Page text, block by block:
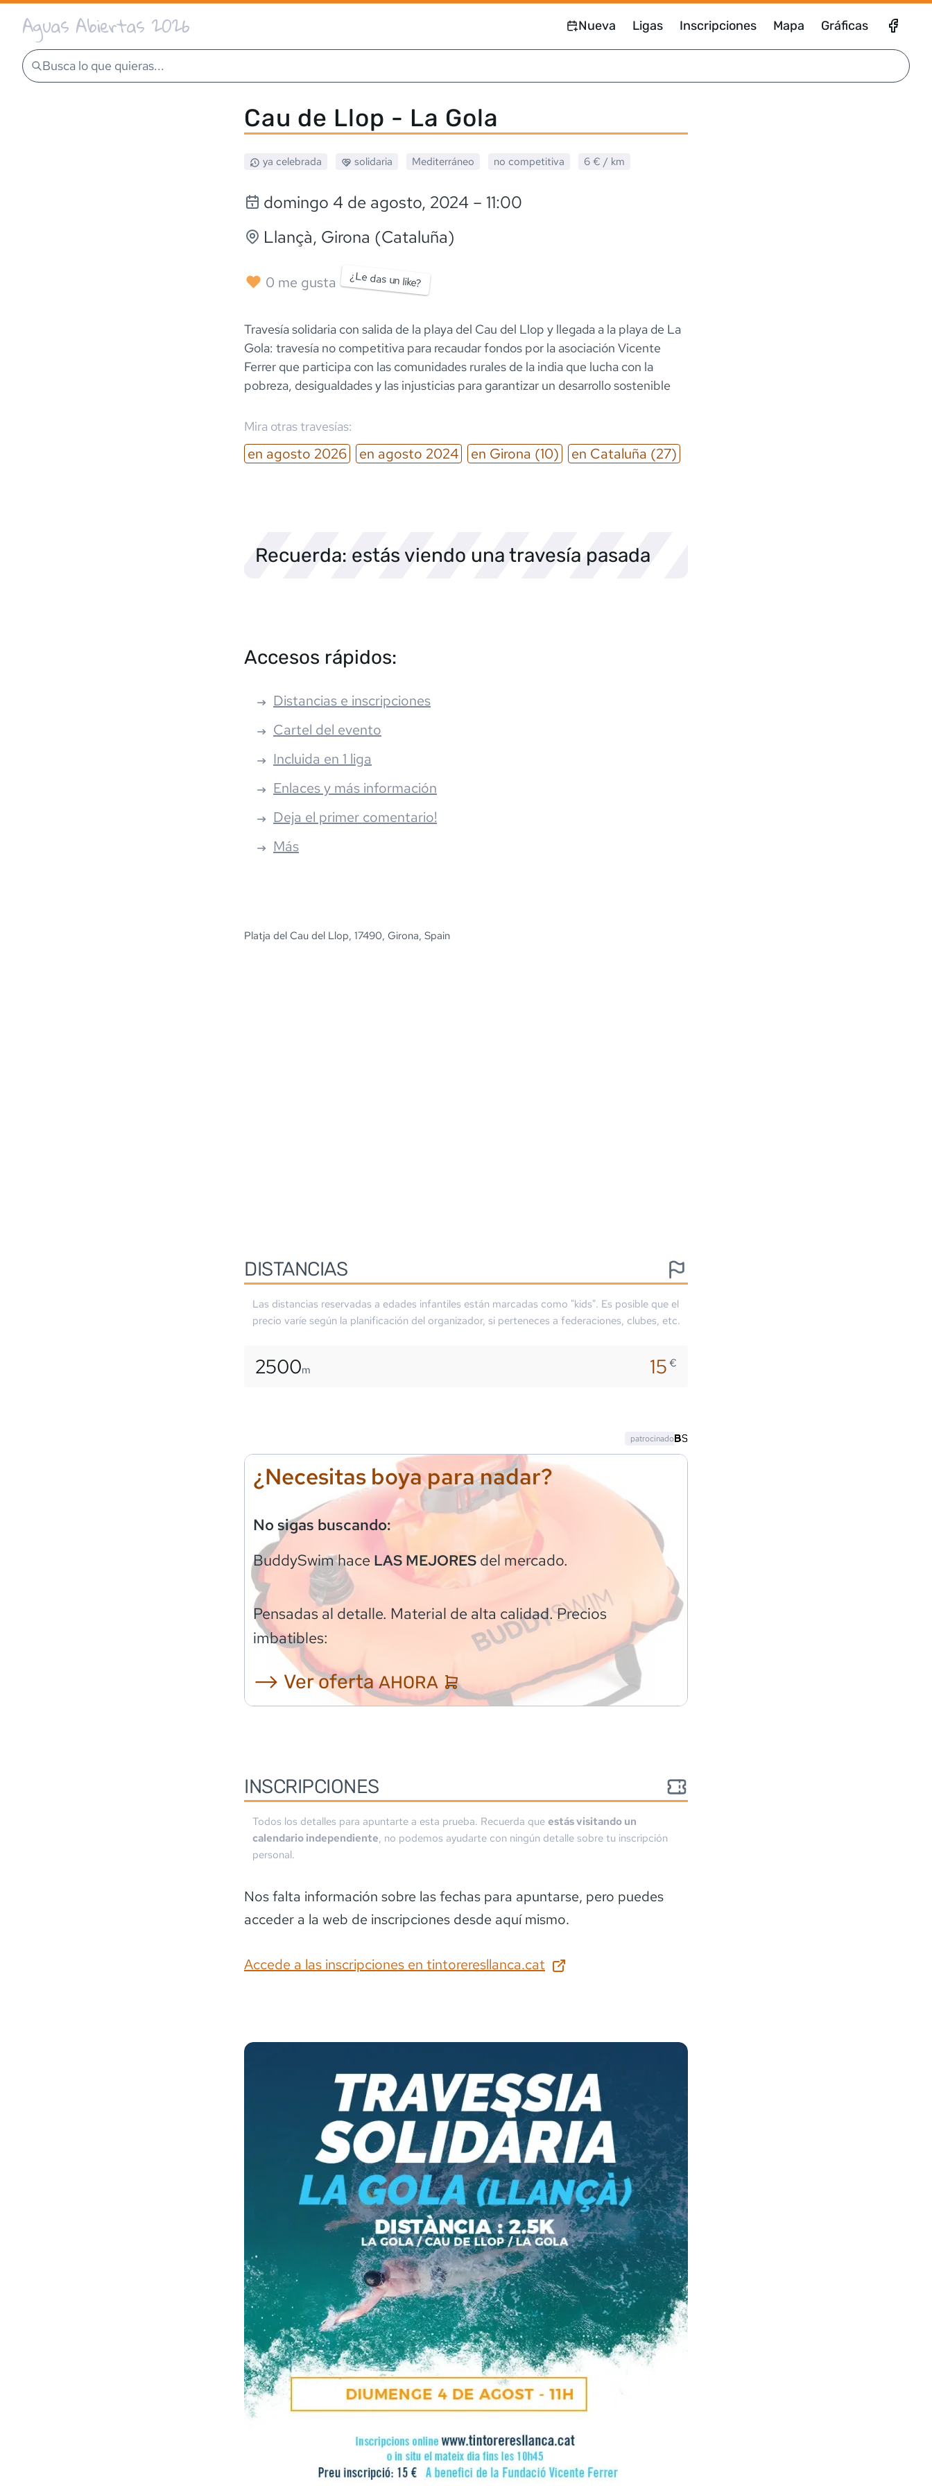
Aguas Abiertas 2026 Nueva Ligas Inscripciones Mapa Gráficas
Busca lo que quieras...
Cau de Llop - La Gola
ya celebrada solidaria Mediterráneo no competitiva 6 € / km
domingo 4 de agosto, 2024 – 11:00
Llançà, Girona (Cataluña)
0 me gusta ¿Le das un like?
Travesía solidaria con salida de la playa del Cau del Llop y llegada a la playa de La
Gola: travesía no competitiva para recaudar fondos por la asociación Vicente
Ferrer que participa con las comunidades rurales de la india que lucha con la
pobreza, desigualdades y las injusticias para garantizar un desarrollo sostenible
Mira otras travesías:
en agosto 2026 en agosto 2024 en Girona (10) en Cataluña (27)
Recuerda: estás viendo una travesía pasada
Accesos rápidos:
Distancias e inscripciones
Cartel del evento
Incluida en 1 liga
Enlaces y más información
Deja el primer comentario!
Más
Platja del Cau del Llop, 17490, Girona, Spain
DISTANCIAS
Las distancias reservadas a edades infantiles están marcadas como "kids". Es posible que el
precio varíe según la planificación del organizador, si perteneces a federaciones, clubes, etc.
2500m 15€
¿Necesitas boya para nadar?
No sigas buscando:
BuddySwimhaceLAS MEJORESdel mercado.
Pensadas al detalle. Material de alta calidad. Precios
imbatibles:
⟶ Ver ofertaAHORA
patrocinado
INSCRIPCIONES
Todos los detalles para apuntarte a esta prueba. Recuerda que estás visitando un
calendario independiente, no podemos ayudarte con ningún detalle sobre tu inscripción
personal.
Nos falta información sobre las fechas para apuntarse, pero puedes
acceder a la web de inscripciones desde aquí mismo.
Accede a las inscripciones en tintoreresllanca.cat